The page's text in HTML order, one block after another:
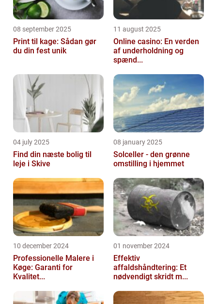
08 september 2025
Print til kage: Sådan gør
du din fest unik
11 august 2025
Online casino: En verden
af underholdning og
spænd...
04 july 2025
Find din næste bolig til
leje i Skive
08 january 2025
Solceller - den grønne
omstilling i hjemmet
10 december 2024
Professionelle Malere i
Køge: Garanti for
Kvalitet...
01 november 2024
Effektiv
affaldshåndtering: Et
nødvendigt skridt m...